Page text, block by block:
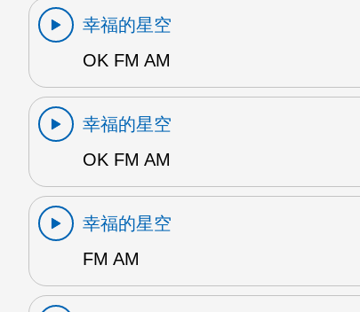
幸福的星空
OK FM AM
幸福的星空
OK FM AM
幸福的星空
FM AM